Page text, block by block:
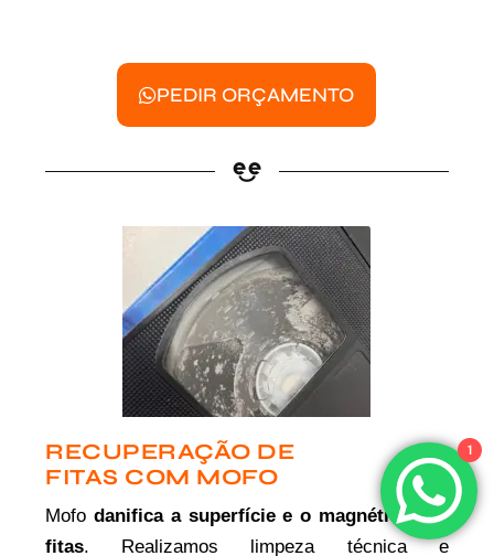
PEDIR ORÇAMENTO
RECUPERAÇÃO DE
FITAS COM MOFO
Mofodanifica a superfície e o magnético das
fitas. Realizamos limpeza técnica e
1